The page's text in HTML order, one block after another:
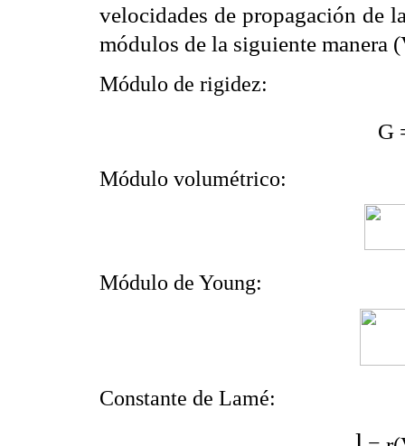
velocidades de propagación de
módulos de la siguiente manera
Módulo de rigidez:
G
Módulo volumétrico:
Módulo de Young:
Constante de Lamé: